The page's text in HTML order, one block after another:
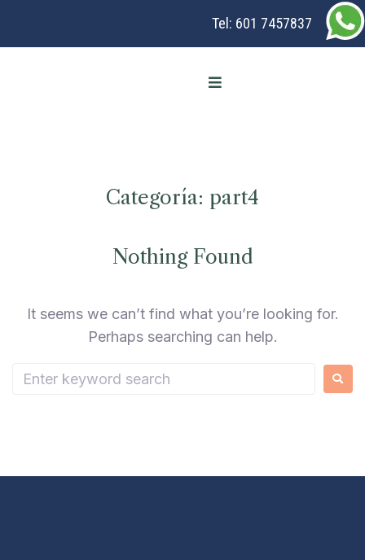
Tel: 601 7457837
Categoría: part4
Nothing Found
It seems we can’t find what you’re looking for.
Perhaps searching can help.